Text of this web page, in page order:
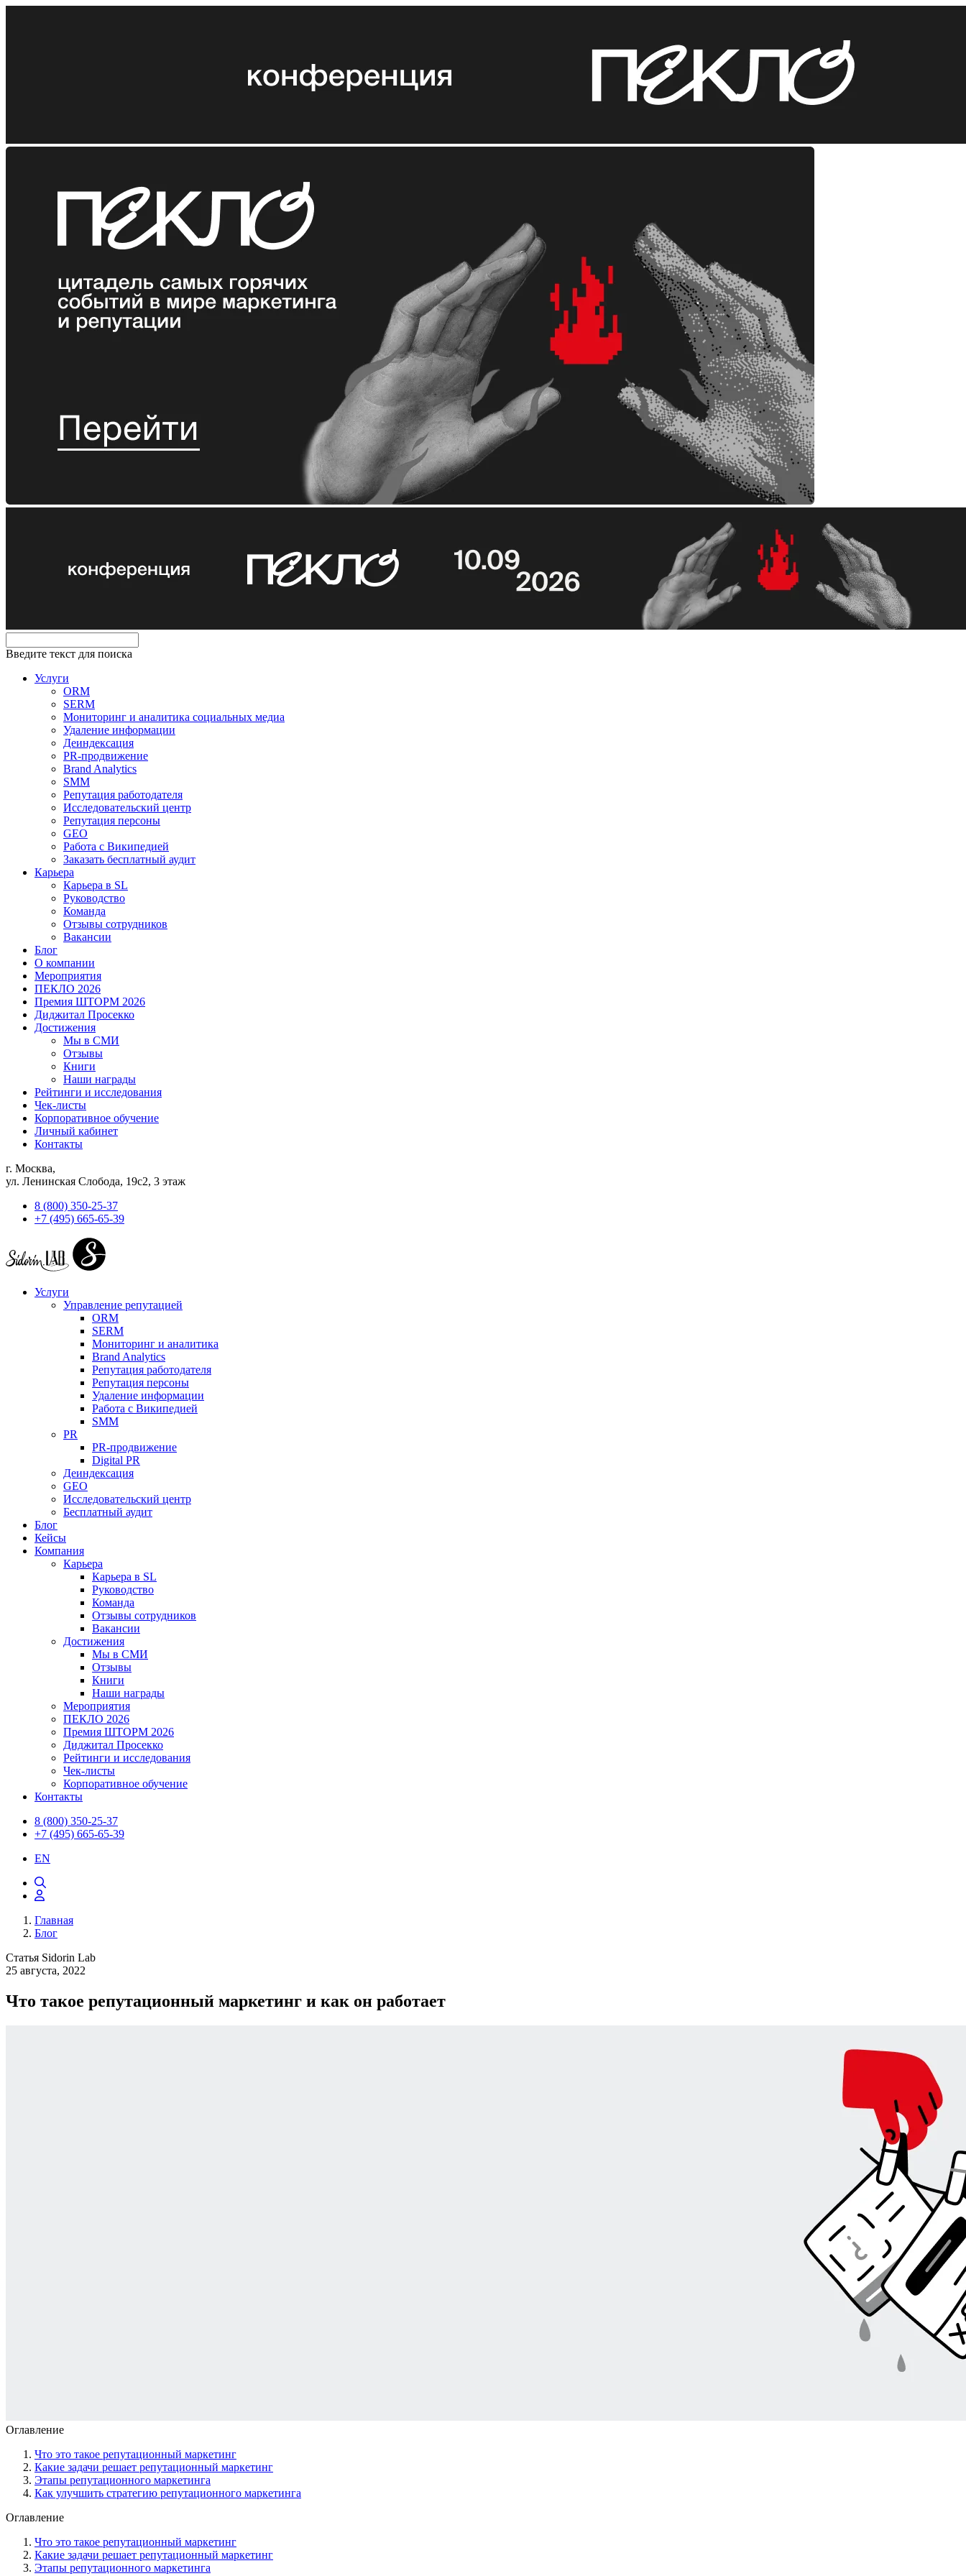
Введите текст для поиска
Услуги
ORM
SERM
Мониторинг и аналитика социальных медиа
Удаление информации
Деиндексация
PR-продвижение
Brand Analytics
SMM
Репутация работодателя
Исследовательский центр
Репутация персоны
GEO
Работа с Википедией
Заказать бесплатный аудит
Карьера
Карьера в SL
Руководство
Команда
Отзывы сотрудников
Вакансии
Блог
О компании
Мероприятия
ПЕКЛО 2026
Премия ШТОРМ 2026
Диджитал Просекко
Достижения
Мы в СМИ
Отзывы
Книги
Наши награды
Рейтинги и исследования
Чек-листы
Корпоративное обучение
Личный кабинет
Контакты
г. Москва,
ул. Ленинская Слобода, 19с2, 3 этаж
8 (800) 350-25-37
+7 (495) 665-65-39
Услуги
Управление репутацией
ORM
SERM
Мониторинг и аналитика
Brand Analytics
Репутация работодателя
Репутация персоны
Удаление информации
Работа с Википедией
SMM
PR
PR-продвижение
Digital PR
Деиндексация
GEO
Исследовательский центр
Бесплатный аудит
Блог
Кейсы
Компания
Карьера
Карьера в SL
Руководство
Команда
Отзывы сотрудников
Вакансии
Достижения
Мы в СМИ
Отзывы
Книги
Наши награды
Мероприятия
ПЕКЛО 2026
Премия ШТОРМ 2026
Диджитал Просекко
Рейтинги и исследования
Чек-листы
Корпоративное обучение
Контакты
8 (800) 350-25-37
+7 (495) 665-65-39
EN
Главная
Блог
Статья Sidorin Lab
25 августа, 2022
Что такое репутационный маркетинг и как он работает
Оглавление
Что это такое репутационный маркетинг
Какие задачи решает репутационный маркетинг
Этапы репутационного маркетинга
Как улучшить стратегию репутационного маркетинга
Оглавление
Что это такое репутационный маркетинг
Какие задачи решает репутационный маркетинг
Этапы репутационного маркетинга